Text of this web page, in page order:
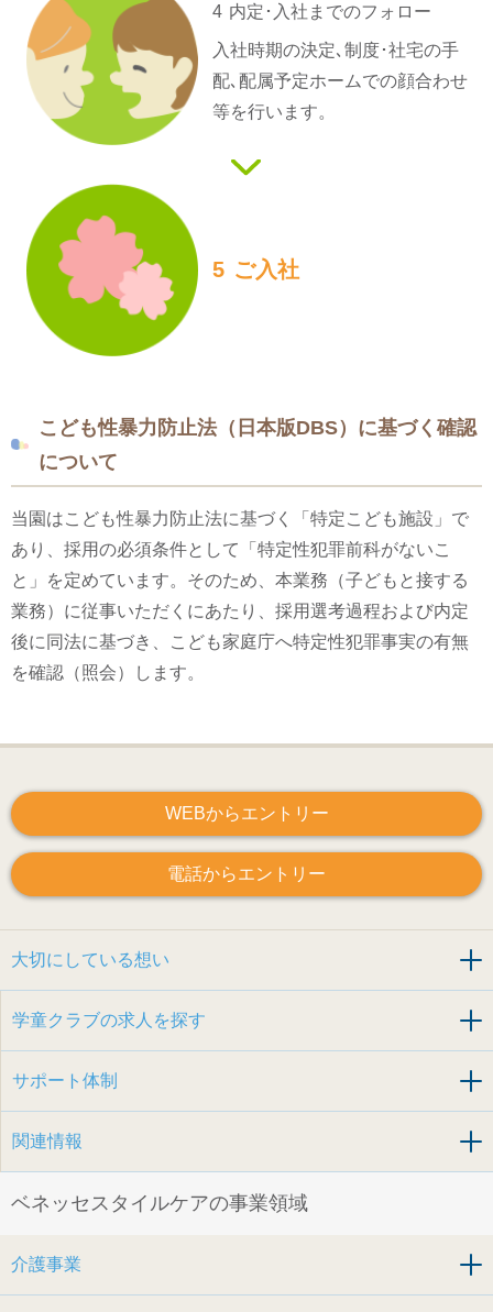
4 内定･入社までのフォロー
入社時期の決定､制度･社宅の手
配､配属予定ホームでの顔合わせ
等を行います。
5 ご入社
こども性暴力防止法（日本版DBS）に基づく確認
について
当園はこども性暴力防止法に基づく「特定こども施設」で
あり、採用の必須条件として「特定性犯罪前科がないこ
と」を定めています。そのため、本業務（子どもと接する
業務）に従事いただくにあたり、採用選考過程および内定
後に同法に基づき、こども家庭庁へ特定性犯罪事実の有無
を確認（照会）します。
WEBからエントリー
電話からエントリー
大切にしている想い
学童クラブの求人を探す
サポート体制
関連情報
ベネッセスタイルケアの事業領域
介護事業